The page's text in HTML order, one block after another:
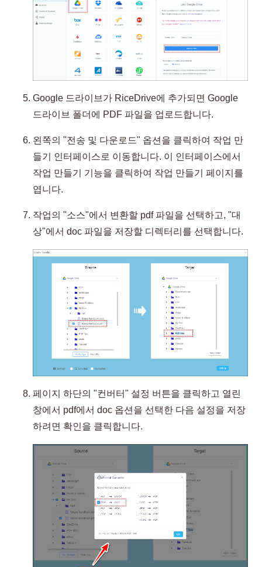
Google 드라이브가 RiceDrive에 추가되면 Google
드라이브 폴더에 PDF 파일을 업로드합니다.
왼쪽의 "전송 및 다운로드" 옵션을 클릭하여 작업 만
들기 인터페이스로 이동합니다. 이 인터페이스에서
작업 만들기 기능을 클릭하여 작업 만들기 페이지를
엽니다.
작업의 "소스"에서 변환할 pdf 파일을 선택하고, "대
상"에서 doc 파일을 저장할 디렉터리를 선택합니다.
페이지 하단의 "컨버터" 설정 버튼을 클릭하고 열린
창에서 pdf에서 doc 옵션을 선택한 다음 설정을 저장
하려면 확인을 클릭합니다.